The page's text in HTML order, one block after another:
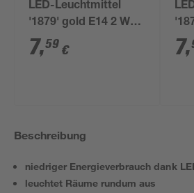
LED-Leuchtmittel
'1879' gold E14 2 W
145 lm warmweiß
7,59 €
W
7,
Beschreibung
niedriger Energieverbrauch dank
leuchtet Räume rundum aus